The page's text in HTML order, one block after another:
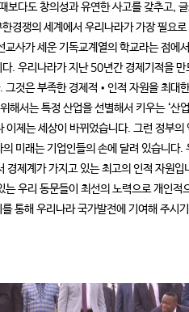
보다도 창의성과 유연한 사고를 갖추고,
경쟁의 세계에서 우리나라가 가장 필요로
사가 세운 기독교계열의 학교라는 점에
. 우리나라가 지난 50년간 경제기적을 만
그것은 부족한 경제적•인적 자원을 최대
해서는 특정 산업을 선별해서 키우는 ‘산
이제는 세상이 바뀌었습니다. 그런 정부의
미래는 기업인들의 손에 달려 있습니다.
제계가 가지고 있는 최고의 인적 자원입
우리 동문들이 최선의 노력으로 개인적
통해 우리나라 국가발전에 기여해 주시